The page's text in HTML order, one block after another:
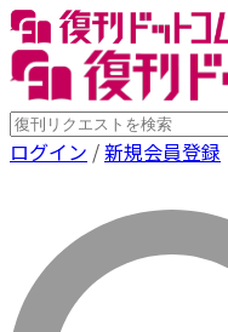
ログイン /新規会員登録